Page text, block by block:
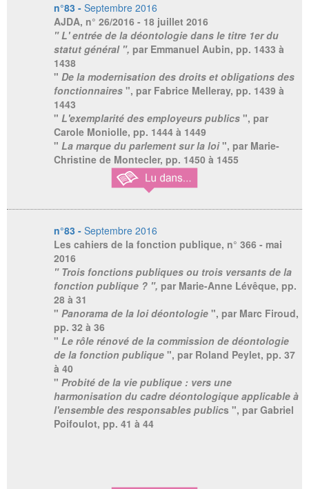
n°83 - Septembre 2016
AJDA, n° 26/2016 - 18 juillet 2016
" L' entrée de la déontologie dans le titre 1er du
statut général ", par Emmanuel Aubin, pp. 1433 à
1438
" De la modernisation des droits et obligations des
fonctionnaires", par Fabrice Melleray, pp. 1439 à
1443
" L'exemplarité des employeurs publics ", par
Carole Moniolle, pp. 1444 à 1449
" La marque du parlement sur la loi", par Marie-
Christine de Montecler, pp. 1450 à 1455
n°83 - Septembre 2016
Les cahiers de la fonction publique, n° 366 - mai
2016
" Trois fonctions publiques ou trois versants de la
fonction publique ? ", par Marie-Anne Lévêque, pp.
28 à 31
" Panorama de la loi déontologie ", par Marc Firoud,
pp. 32 à 36
" Le rôle rénové de la commission de déontologie
de la fonction publique ", par Roland Peylet, pp. 37
à 40
" Probité de la vie publique : vers une
harmonisation du cadre déontologique applicable à
l'ensemble des responsables publics ", par Gabriel
Poifoulot, pp. 41 à 44